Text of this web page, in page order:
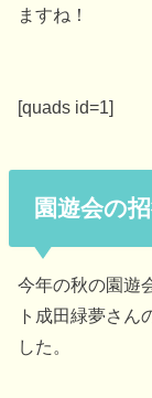
ますね！
[quads id=1]
園遊会の
今年の秋の園遊
ト成田緑夢さん
した。